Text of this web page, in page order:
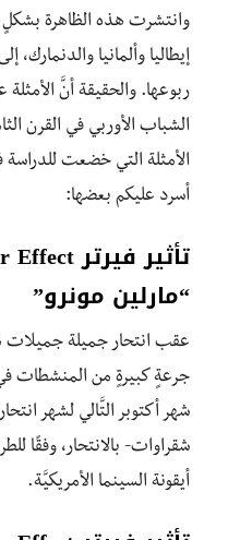
وانتشرت هذه الظاهرة
إيطاليا وألمانيا
ربوعها. والحقيقة أنَّ الأمثلة
الشباب الأوربي في القرن
الأمثلة التي خضعت للدراسة
أسرد عليكم بعضها:
“مارلين مونرو”
عقب انتحار جميلة جميلات
شقراوات- بالانتحار، وفقًا
أيقونة السينما الأمريكيَّة.